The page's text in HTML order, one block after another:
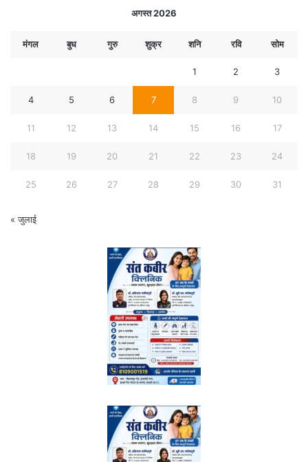
अगस्त 2026
मंगल बुध गुरु शुक्र शनि रवि सोम
1 2 3
4 5 6 7 8 9 10
11 12 13 14 15 16 17
18 19 20 21 22 23 24
25 26 27 28 29 30 31
« जुलाई